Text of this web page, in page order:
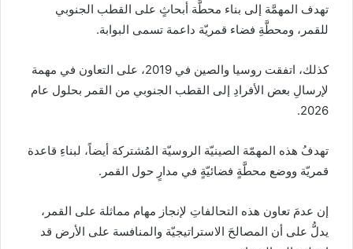
تهدف المهمَّة إلى بناء محطَّة أبحاثٍ على القطب الجنوبي
للقمر، ومحطَّةِ فضاء قمريّة داعمة تسمى البوابة.
كذلك، اتفقت روسيا والصين في 2019، على التعاون في مهمة
لإرسالِ بعض الأفرادِ إلى القطب الجنوبي من القمر بحلول عام
2026.
تهدفُ هذه المهمّة الصينيّة الروسيّة المُشتركة أيضاً، لبناءِ قاعدة
قمريّة ووضع محطَّةٍ فضائيّةٍ في مدارٍ حول القمر.
إن عدمَ تعاون هذه التحالفاتِ لإنجاز مهام مماثلة على القمر،
يدلُّ على أن المصالحَ الاستراتيجيّة والمنافسة على الأرض قد